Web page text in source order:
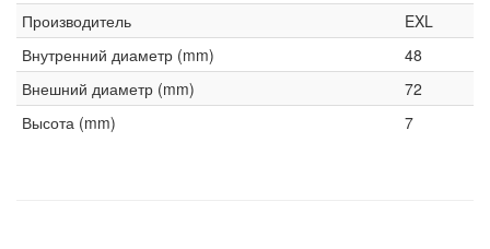
Производитель
EXL
Внутренний диаметр (mm)
48
Внешний диаметр (mm)
72
Высота (mm)
7